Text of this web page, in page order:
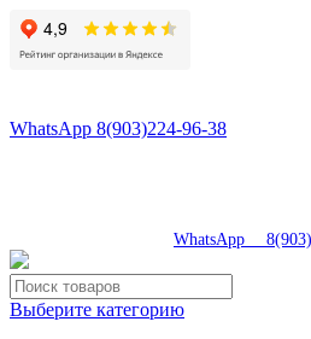
WhatsApp 8(903)224-96-38
WhatsApp
Выберите категорию